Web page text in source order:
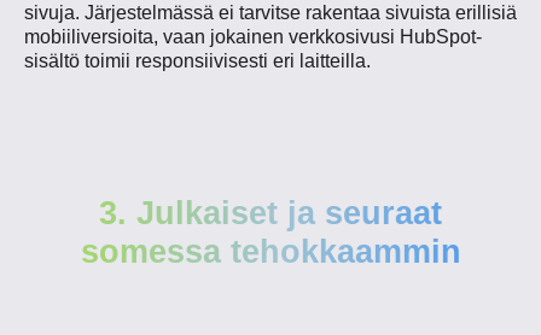
sivuja. Järjestelmässä ei tarvitse rakentaa sivuista erillisiä
mobiiliversioita, vaan jokainen verkkosivusi HubSpot-
sisältö toimii responsiivisesti eri laitteilla.
3. Julkaiset ja seuraat
somessa tehokkaammin